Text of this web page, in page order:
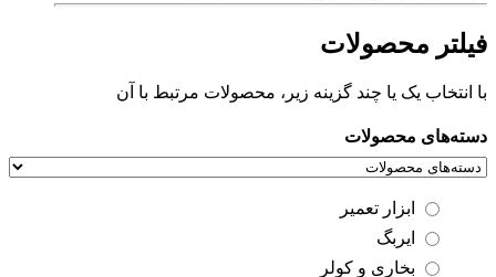
فیلتر محصولات
با انتخاب یک یا چند گزینه زیر، محصولات مرتبط با آن
دسته‌های محصولات
ابزار تعمیر
ایربگ
بخاری و کولر